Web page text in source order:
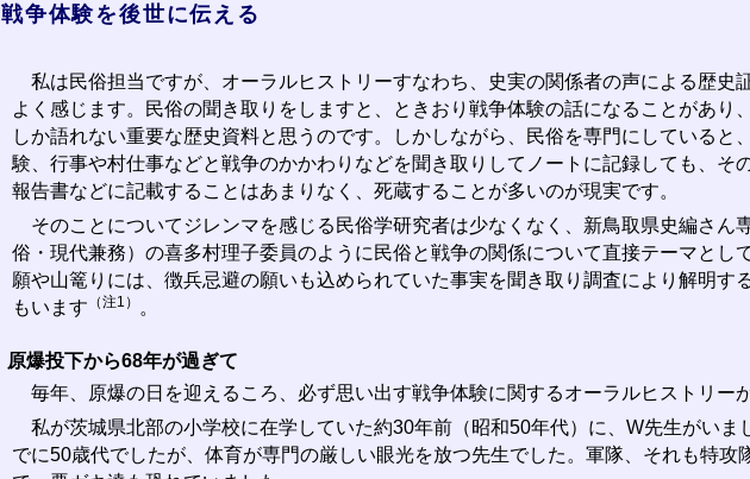
戦争体験を後世に伝える
私は民俗担当ですが、オーラルヒストリーすなわち、史実の関係者の声による歴史
よく感じます。民俗の聞き取りをしますと、ときおり戦争体験の話になることがあり
しか語れない重要な歴史資料と思うのです。しかしながら、民俗を専門にしていると
験、行事や村仕事などと戦争のかかわりなどを聞き取りしてノートに記録しても、そ
報告書などに記載することはあまりなく、死蔵することが多いのが現実です。
そのことについてジレンマを感じる民俗学研究者は少なくなく、新鳥取県史編さん
俗・現代兼務）の喜多村理子委員のように民俗と戦争の関係について直接テーマとし
願や山篭りには、徴兵忌避の願いも込められていた事実を聞き取り調査により解明す
もいます （注1） 。
原爆投下から68年が過ぎて
毎年、原爆の日を迎えるころ、必ず思い出す戦争体験に関するオーラルヒストリー
私が茨城県北部の小学校に在学していた約30年前（昭和50年代）に、W先生がいま
でに50歳代でしたが、体育が専門の厳しい眼光を放つ先生でした。軍隊、それも特攻